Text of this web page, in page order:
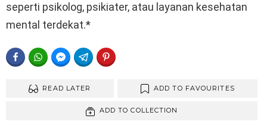
seperti psikolog, psikiater, atau layanan kesehatan
mental terdekat.*
FACEBOOKWHATSAPPFACEBOOK MESSENGER
TELEGRAM
READ LATER ADD TO FAVOURITES
ADD TO COLLECTION